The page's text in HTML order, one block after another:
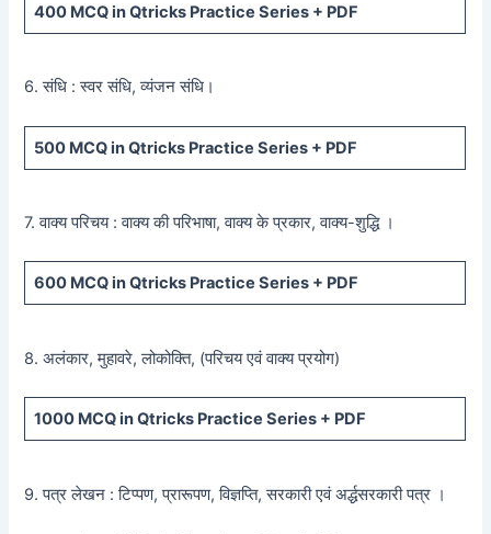
400 MCQ in Qtricks Practice Series + PDF
6. संधि : स्वर संधि, व्यंजन संधि।
500 MCQ in Qtricks Practice Series + PDF
7. वाक्य परिचय : वाक्य की परिभाषा, वाक्य के प्रकार, वाक्य-शुद्धि ।
600 MCQ in Qtricks Practice Series + PDF
8. अलंकार, मुहावरे, लोकोक्ति, (परिचय एवं वाक्य प्रयोग)
1000 MCQin Qtricks Practice Series + PDF
9. पत्र लेखन : टिप्पण, प्रारूपण, विज्ञप्ति, सरकारी एवं अर्द्धसरकारी पत्र ।